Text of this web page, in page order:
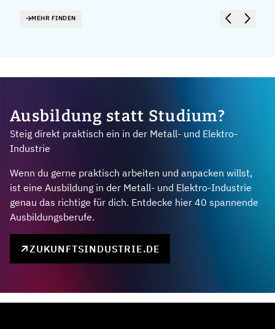
MEHR FINDEN
Ausbildung statt Studium?
Steig direkt praktisch ein in der Metall- und Elektro-
Industrie
Wenn du gerne praktisch arbeiten und anpacken willst,
ist eine Ausbildung in der Metall- und Elektro-Industrie
genau das richtige für dich. Entdecke hier 40 spannende
Ausbildungsberufe.
ZUKUNFTSINDUSTRIE.DE